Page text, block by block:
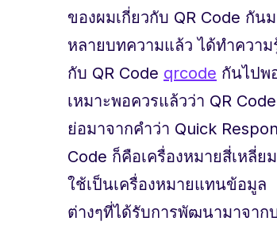
ของผมเกี่ยวกับ QR Code กัน
หลายบทความแล้ว ได้ทำความ
กับ QR Code qrcode กันไปพ
เหมาะพอควรแล้วว่า QR Code
ย่อมาจากคำว่า Quick
Code ก็คือเครื่องหมายสี่เหลี่ย
ใช้เป็นเครื่องหมายแทนข้อมูล
ต่างๆที่ได้รับการพัฒนามาจาก